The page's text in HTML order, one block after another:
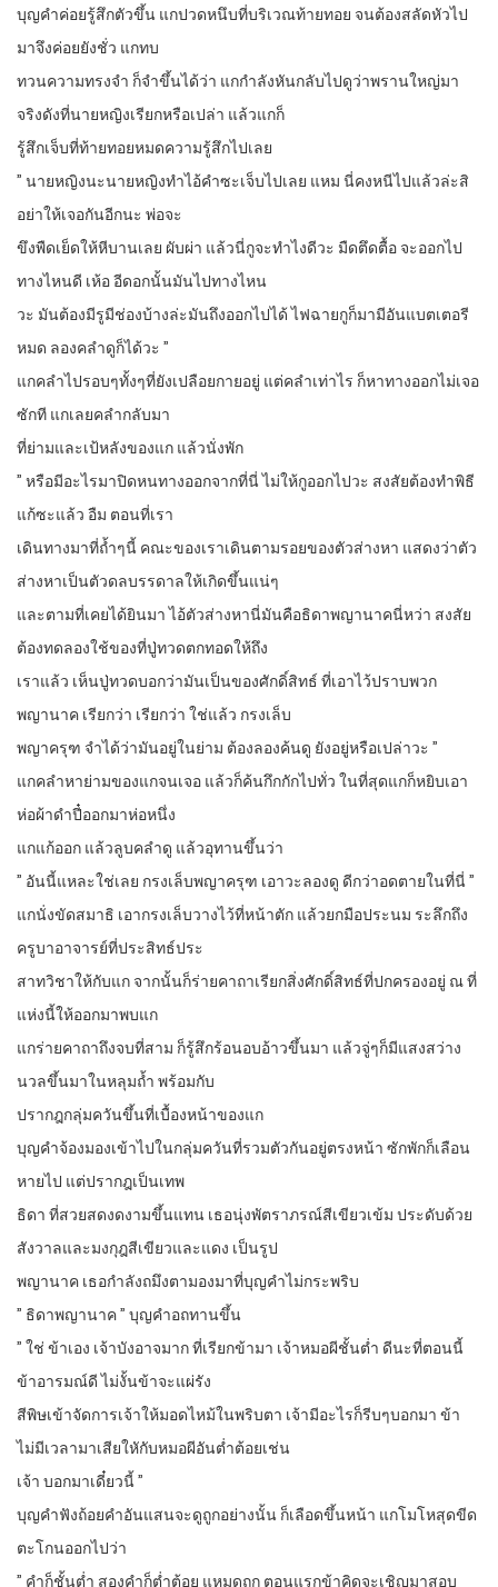
บุญคำค่อยรู้สึกตัวขึ้น แกปวดหนึบที่บริเวณท้ายทอย จนต้องสลัดหัวไป
มาจึงค่อยยังชั่ว แกทบ
ทวนความทรงจำ ก็จำขึ้นได้ว่า แกกำลังหันกลับไปดูว่าพรานใหญ่มา
จริงดังที่นายหญิงเรียกหรือเปล่า แล้วแกก็
รู้สึกเจ็บที่ท้ายทอยหมดความรู้สึกไปเลย
” นายหญิงนะนายหญิงทำไอ้คำซะเจ็บไปเลย แหม นี่คงหนีไปแล้วล่ะสิ
อย่าให้เจอกันอีกนะ พ่อจะ
ขึงพืดเย็ดให้หีบานเลย ผับผ่า แล้วนี่กูจะทำไงดีวะ มืดตึดตื้อ จะออกไป
ทางไหนดี เห้อ อีดอกนั้นมันไปทางไหน
วะ มันต้องมีรูมีช่องบ้างล่ะมันถึงออกไปได้ ไฟฉายกูก็มามีอันแบตเตอรี
หมด ลองคลำดูก็ได้วะ ”
แกคลำไปรอบๆทั้งๆที่ยังเปลือยกายอยู่ แต่คลำเท่าไร ก็หาทางออกไม่เจอ
ซักที แกเลยคลำกลับมา
ที่ย่ามและเป้หลังของแก แล้วนั่งพัก
” หรือมีอะไรมาปิดหนทางออกจากที่นี่ ไม่ให้กูออกไปวะ สงสัยต้องทำพิธี
แก้ซะแล้ว อืม ตอนที่เรา
เดินทางมาที่ถ้ำๆนี้ คณะของเราเดินตามรอยของตัวส่างหา แสดงว่าตัว
ส่างหาเป็นตัวดลบรรดาลให้เกิดขึ้นแน่ๆ
และตามที่เคยได้ยินมา ไอ้ตัวส่างหานี่มันคือธิดาพญานาคนี่หว่า สงสัย
ต้องทดลองใช้ของที่ปู่ทวดตกทอดให้ถึง
เราแล้ว เห็นปู่ทวดบอกว่ามันเป็นของศักดิ์สิทธ์ ที่เอาไว้ปราบพวก
พญานาค เรียกว่า เรียกว่า ใช่แล้ว กรงเล็บ
พญาครุฑ จำได้ว่ามันอยู่ในย่าม ต้องลองค้นดู ยังอยู่หรือเปล่าวะ ”
แกคลำหาย่ามของแกจนเจอ แล้วก็ค้นกึกกักไปทั่ว ในที่สุดแกก็หยิบเอา
ห่อผ้าดำปี๋ออกมาห่อหนึ่ง
แกแก้ออก แล้วลูบคลำดู แล้วอุทานขึ้นว่า
” อันนี้แหละใช่เลย กรงเล็บพญาครุฑ เอาวะลองดู ดีกว่าอดตายในที่นี่ ”
แกนั่งขัดสมาธิ เอากรงเล็บวางไว้ที่หน้าตัก แล้วยกมือประนม ระลึกถึง
ครูบาอาจารย์ที่ประสิทธ์ประ
สาทวิชาให้กับแก จากนั้นก็ร่ายคาถาเรียกสิ่งศักดิ์สิทธ์ที่ปกครองอยู่ ณ ที่
แห่งนี้ให้ออกมาพบแก
แกร่ายคาถาถึงจบที่สาม ก็รู้สึกร้อนอบอ้าวขึ้นมา แล้วจู่ๆก็มีแสงสว่าง
นวลขึ้นมาในหลุมถ้ำ พร้อมกับ
ปรากฎกลุ่มควันขึ้นที่เบื้องหน้าของแก
บุญคำจ้องมองเข้าไปในกลุ่มควันที่รวมตัวกันอยู่ตรงหน้า ซักพักก็เลือน
หายไป แต่ปรากฎเป็นเทพ
ธิดา ที่สวยสดงดงามขึ้นแทน เธอนุ่งพัตราภรณ์สีเขียวเข้ม ประดับด้วย
สังวาลและมงกุฎสีเขียวและแดง เป็นรูป
พญานาค เธอกำลังถมึงตามองมาที่บุญคำไม่กระพริบ
” ธิดาพญานาค ” บุญคำอถทานขึ้น
” ใช่ ข้าเอง เจ้าบังอาจมาก ที่เรียกข้ามา เจ้าหมอผีชั้นต่ำ ดีนะที่ตอนนี้
ข้าอารมณ์ดี ไม่งั้นข้าจะแผ่รัง
สีพิษเข้าจัดการเจ้าให้มอดไหม้ในพริบตา เจ้ามีอะไรก็รีบๆบอกมา ข้า
ไม่มีเวลามาเสียใหักับหมอผีอันต่ำต้อยเช่น
เจ้า บอกมาเดี๋ยวนี้ ”
บุญคำฟังถ้อยคำอันแสนจะดูถูกอย่างนั้น ก็เลือดขึ้นหน้า แกโมโหสุดขีด
ตะโกนออกไปว่า
” คำก็ชั้นต่ำ สองคำก็ต่ำต้อย แหมดูถูก ตอนแรกข้าคิดจะเชิญมาสอบ